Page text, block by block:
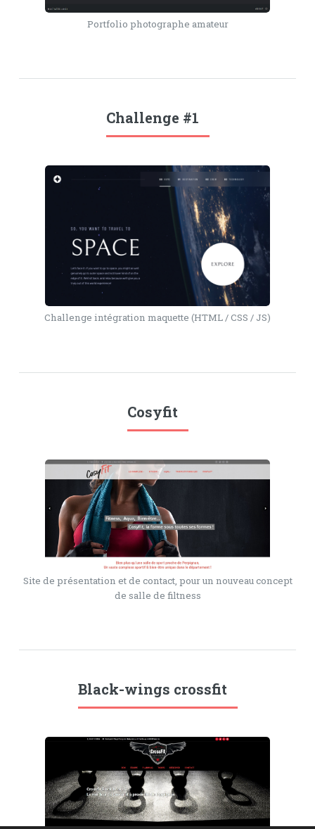
Portfolio photographe amateur
Challenge #1
Challenge intégration maquette (HTML / CSS / JS)
Cosyfit
Site de présentation et de contact, pour un nouveau concept
de salle de filtness
Black-wings crossfit